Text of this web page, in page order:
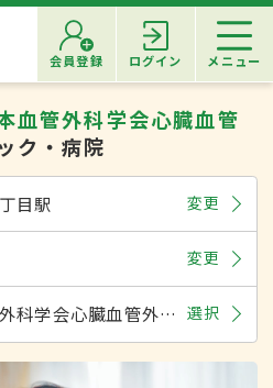
会員登録 ログイン メニュー
血管外科学会心臓血管
ク・病院
目駅 変更
変更
日本血管外科学会心臓血管外科専門医 選択